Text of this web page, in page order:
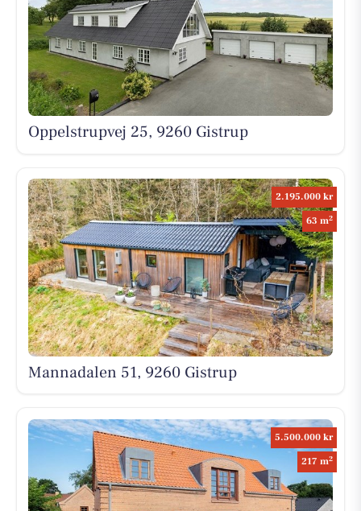
Oppelstrupvej 25, 9260 Gistrup
2.195.000 kr
63 m2
Mannadalen 51, 9260 Gistrup
5.500.000 kr
217 m2